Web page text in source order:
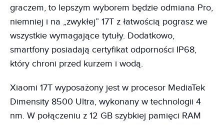
graczem, to lepszym wyborem będzie odmiana Pro,
niemniej i na „zwykłej” 17T z łatwością pograsz we
wszystkie wymagające tytuły. Dodatkowo,
smartfony posiadają certyfikat odporności IP68,
który chroni przed kurzem i wodą.
Xiaomi 17T wyposażony jest w procesor MediaTek
Dimensity 8500 Ultra, wykonany w technologii 4
nm. W połączeniu z 12 GB szybkiej pamięci RAM